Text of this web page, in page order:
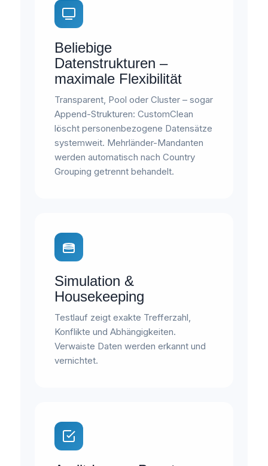
Beliebige
Datenstrukturen –
maximale Flexibilität
Transparent, Pool oder Cluster – sogar
Append-Strukturen: CustomClean
löscht personenbezogene Datensätze
systemweit. Mehrländer-Mandanten
werden automatisch nach Country
Grouping getrennt behandelt.
Simulation &
Housekeeping
Testlauf zeigt exakte Trefferzahl,
Konflikte und Abhängigkeiten.
Verwaiste Daten werden erkannt und
vernichtet.